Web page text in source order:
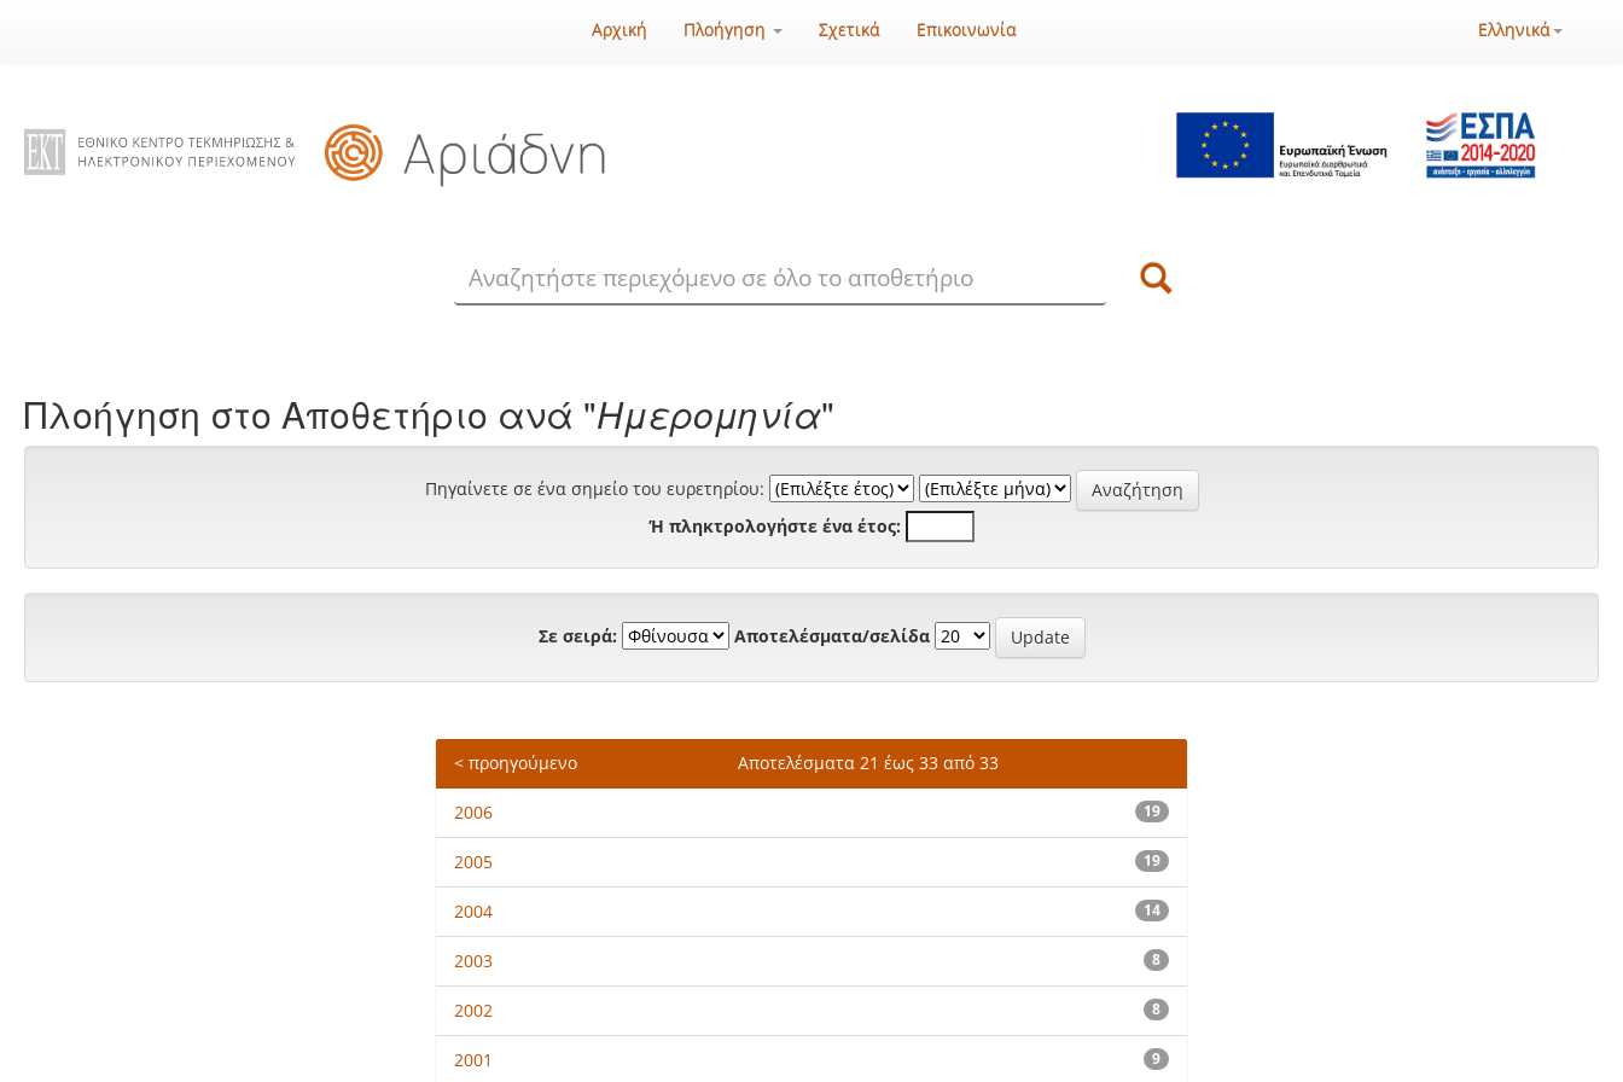
Αρχική Πλοήγηση Σχετικά Επικοινωνία Ελληνικά
Πλοήγηση στο Αποθετήριο ανά "Ημερομηνία"
Πηγαίνετε σε ένα σημείο του ευρετηρίου:
Ή πληκτρολογήστε ένα έτος:
Σε σειρά: Αποτελέσματα/σελίδα
Αποτελέσματα 21 έως 33 από 33
< προηγούμενο
2006 19
2005 19
2004 14
2003 8
2002 8
2001 9